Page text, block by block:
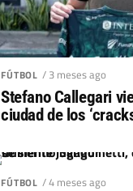
FÚTBOL / 3 meses ago
Stefano Callegari
ciudad de los
FÚTBOL / 4 meses ago